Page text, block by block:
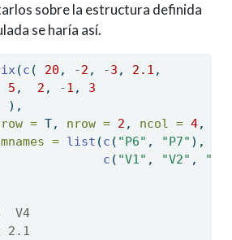
sobre la estructura definida
se haría así.
(c ( 20 , -2 , -3 , 2.1 ,
5 , 2 , -1 , 3
),
= T, nrow = 2 , ncol = 4,
= list (c ( "P6" , "P7" ),
c ( "V1" , "V2" ,
V4
2.1